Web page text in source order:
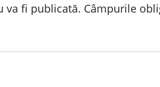
va fi publicată. Câmpurile